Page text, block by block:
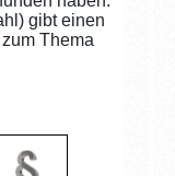
gibt einen
Thema